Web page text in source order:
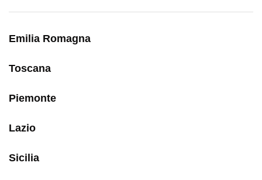
Emilia Romagna
Toscana
Piemonte
Lazio
Sicilia